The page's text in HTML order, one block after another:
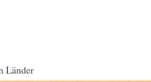
Länder